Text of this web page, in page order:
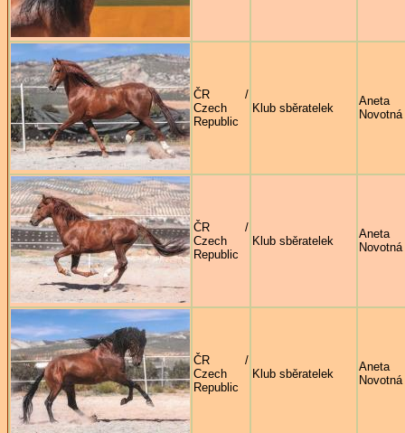
ČR /
Czech
Republic
Klub sběratelek
Aneta
Novotná
ČR /
Czech
Republic
Klub sběratelek
Aneta
Novotná
ČR /
Czech
Republic
Klub sběratelek
Aneta
Novotná